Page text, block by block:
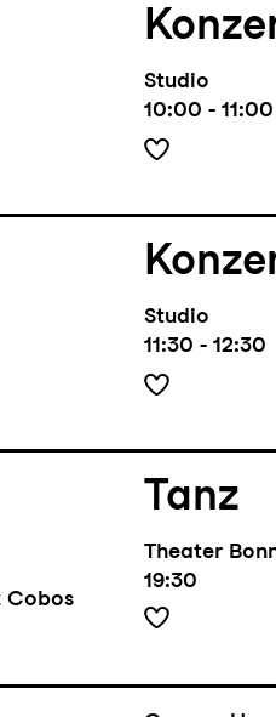
Studio
10:00 - 11:00
Studio
11:30 - 12:30
Cobos
Tanz
Theater
19:30